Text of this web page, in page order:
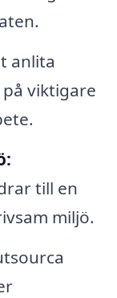
anlita
viktigare
till en
miljö.